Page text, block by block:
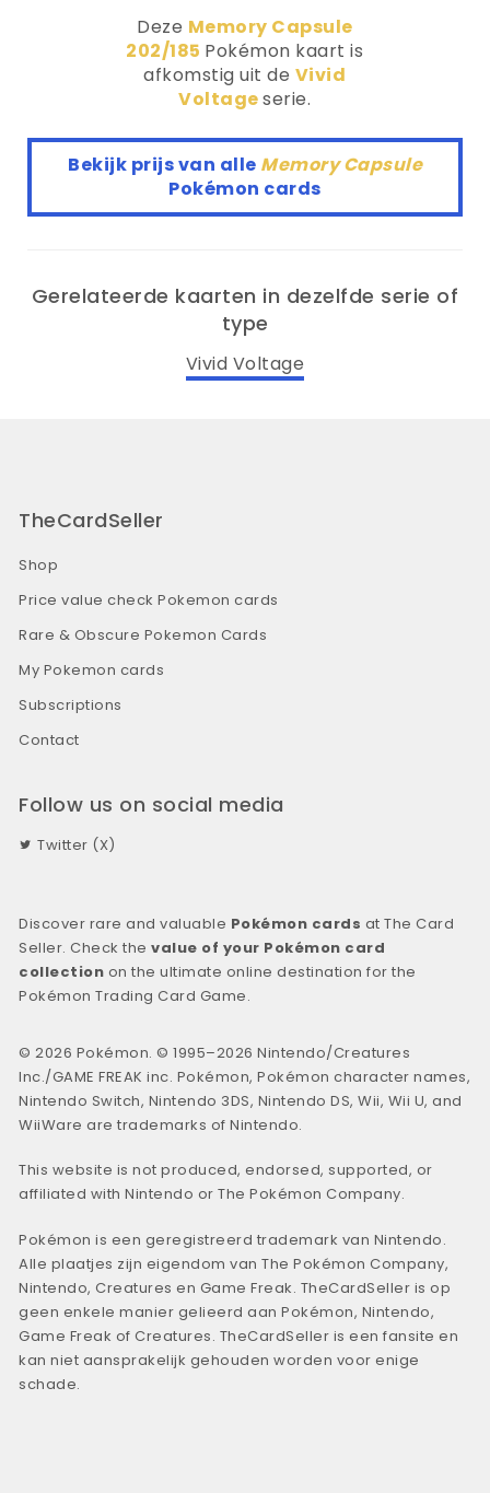
Deze Memory Capsule
202/185 Pokémon kaart is
afkomstig uit de Vivid
Voltageserie.
Bekijk prijs van alle Memory Capsule
Pokémon cards
Gerelateerde kaarten in dezelfde serie of
type
Vivid Voltage
TheCardSeller
Shop
Price value check Pokemon cards
Rare & Obscure Pokemon Cards
My Pokemon cards
Subscriptions
Contact
Follow us on social media
Twitter (X)
Discover rare and valuable Pokémon cards at The Card
Seller. Check thevalue of your Pokémon card
collection on the ultimate online destination for the
Pokémon Trading Card Game.
© 2026 Pokémon. © 1995–2026 Nintendo/Creatures
Inc./GAME FREAK inc. Pokémon, Pokémon character names,
Nintendo Switch, Nintendo 3DS, Nintendo DS, Wii, Wii U, and
WiiWare are trademarks of Nintendo.
This website is not produced, endorsed, supported, or
affiliated with Nintendo or The Pokémon Company.
Pokémon is een geregistreerd trademark van Nintendo.
Alle plaatjes zijn eigendom van The Pokémon Company,
Nintendo, Creatures en Game Freak. TheCardSeller is op
geen enkele manier gelieerd aan Pokémon, Nintendo,
Game Freak of Creatures. TheCardSeller is een fansite en
kan niet aansprakelijk gehouden worden voor enige
schade.